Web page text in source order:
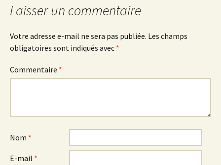
Laisser un commentaire
Votre adresse e-mail ne sera pas publiée. Les champs
obligatoires sont indiqués avec *
Commentaire *
Nom *
E-mail *